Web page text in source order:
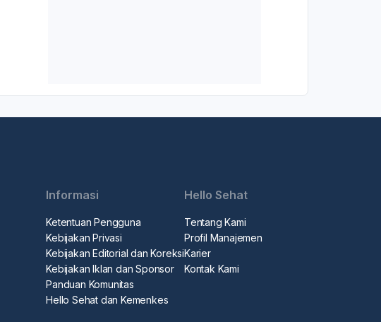
Informasi
Ketentuan Pengguna
Kebijakan Privasi
Kebijakan Editorial dan Koreksi
Kebijakan Iklan dan Sponsor
Panduan Komunitas
Hello Sehat dan Kemenkes
Hello Sehat
Tentang Kami
Profil Manajemen
Karier
Kontak Kami